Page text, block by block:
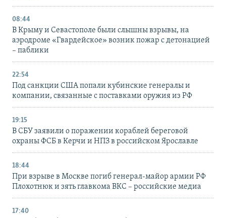
08:44
В Крыму и Севастополе были слышны взрывы, на
аэродроме «Гвардейское» возник пожар с детонацией
– паблики
22:54
Под санкции США попали кубинские генералы и
компании, связанные с поставками оружия из РФ
19:15
В СБУ заявили о поражении кораблей береговой
охраны ФСБ в Керчи и НПЗ в российском Ярославле
18:44
При взрыве в Москве погиб генерал-майор армии РФ
Плохотнюк и зять главкома ВКС – российские медиа
17:40